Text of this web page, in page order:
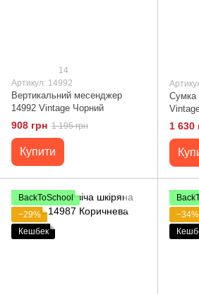
14
Артикул: 14992
Вертикальний месенджер
14992 Vintage Чорний
908 грн 1 195 грн
Купити
Сумка
1 630
BackToSchool
−29%
Кешбек
−34%